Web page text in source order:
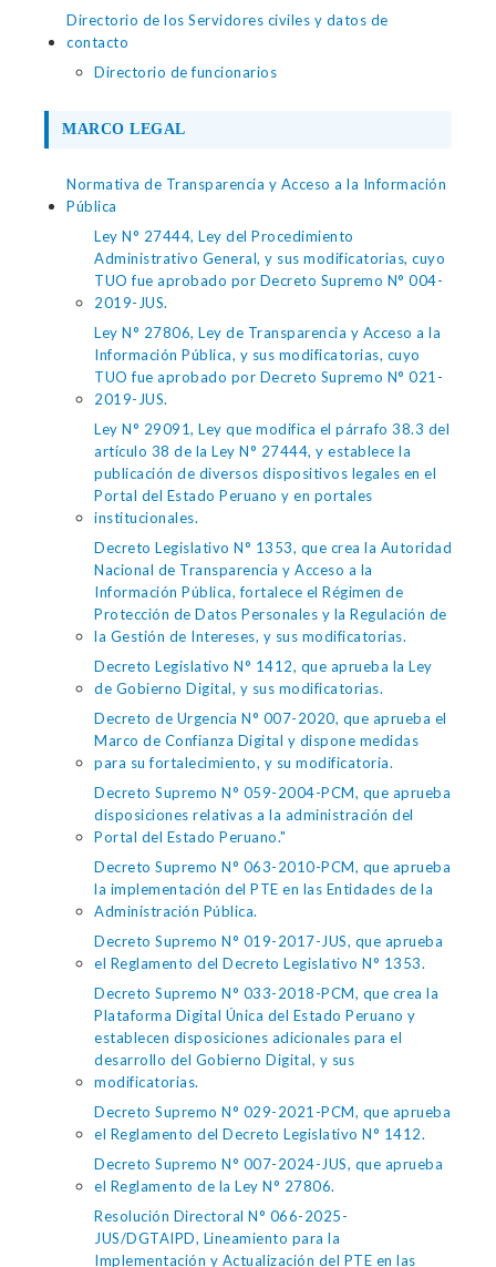
Directorio de los Servidores civiles y datos de
contacto
Directorio de funcionarios
MARCO LEGAL
Normativa de Transparencia y Acceso a la Información
Pública
Ley N° 27444, Ley del Procedimiento
Administrativo General, y sus modificatorias, cuyo
TUO fue aprobado por Decreto Supremo N° 004-
2019-JUS.
Ley N° 27806, Ley de Transparencia y Acceso a la
Información Pública, y sus modificatorias, cuyo
TUO fue aprobado por Decreto Supremo N° 021-
2019-JUS.
Ley N° 29091, Ley que modifica el párrafo 38.3 del
artículo 38 de la Ley N° 27444, y establece la
publicación de diversos dispositivos legales en el
Portal del Estado Peruano y en portales
institucionales.
Decreto Legislativo N° 1353, que crea la Autoridad
Nacional de Transparencia y Acceso a la
Información Pública, fortalece el Régimen de
Protección de Datos Personales y la Regulación de
la Gestión de Intereses, y sus modificatorias.
Decreto Legislativo N° 1412, que aprueba la Ley
de Gobierno Digital, y sus modificatorias.
Decreto de Urgencia N° 007-2020, que aprueba el
Marco de Confianza Digital y dispone medidas
para su fortalecimiento, y su modificatoria.
Decreto Supremo N° 059-2004-PCM, que aprueba
disposiciones relativas a la administración del
Portal del Estado Peruano."
Decreto Supremo N° 063-2010-PCM, que aprueba
la implementación del PTE en las Entidades de la
Administración Pública.
Decreto Supremo N° 019-2017-JUS, que aprueba
el Reglamento del Decreto Legislativo N° 1353.
Decreto Supremo N° 033-2018-PCM, que crea la
Plataforma Digital Única del Estado Peruano y
establecen disposiciones adicionales para el
desarrollo del Gobierno Digital, y sus
modificatorias.
Decreto Supremo N° 029-2021-PCM, que aprueba
el Reglamento del Decreto Legislativo N° 1412.
Decreto Supremo N° 007-2024-JUS, que aprueba
el Reglamento de la Ley N° 27806.
Resolución Directoral N° 066-2025-
JUS/DGTAIPD, Lineamiento para la
Implementación y Actualización del PTE en las